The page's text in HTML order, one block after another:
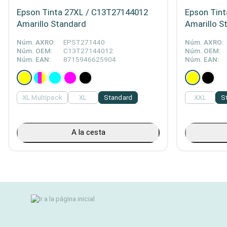
Epson Tinta 27XL / C13T27144012
Amarillo Standard
Núm. AXRO:
EPST271440
Núm. OEM:
C13T27144012
Núm. EAN:
8715946625904
Standard
XL Multipack XL
A la cesta
Epson
Amarillo
Núm. AXRO:
Núm. OEM:
Núm. EAN:
XXL